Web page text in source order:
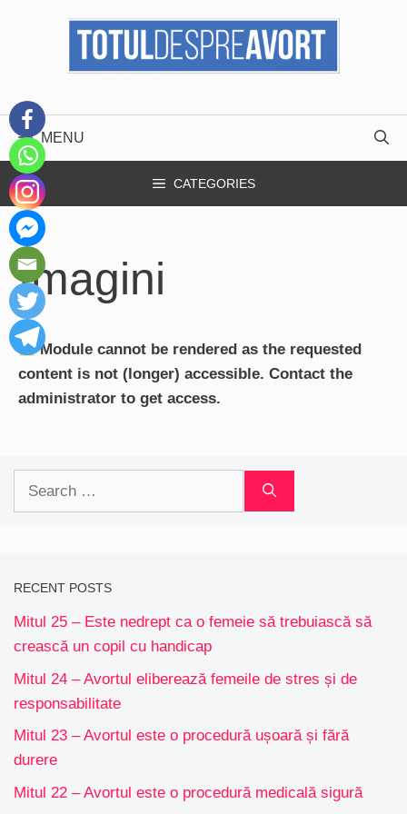
MENU
CATEGORIES
Imagini
Module cannot be rendered as the requested
content is not (longer) accessible. Contact the
administrator to get access.
Search
RECENT POSTS
Mitul 25 – Este nedrept ca o femeie să trebuiască să
crească un copil cu handicap
Mitul 24 – Avortul eliberează femeile de stres și de
responsabilitate
Mitul 23 – Avortul este o procedură ușoară și fără
durere
Mitul 22 – Avortul este o procedură medicală sigură